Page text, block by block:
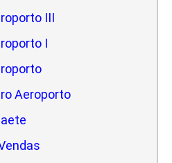
III
I
Aeroporto